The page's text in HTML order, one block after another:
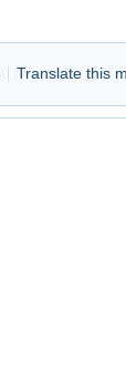
Translate this